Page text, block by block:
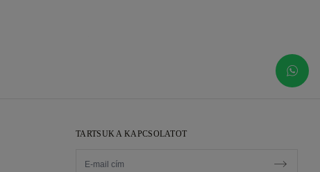
TARTSUK A KAPCSOLATOT